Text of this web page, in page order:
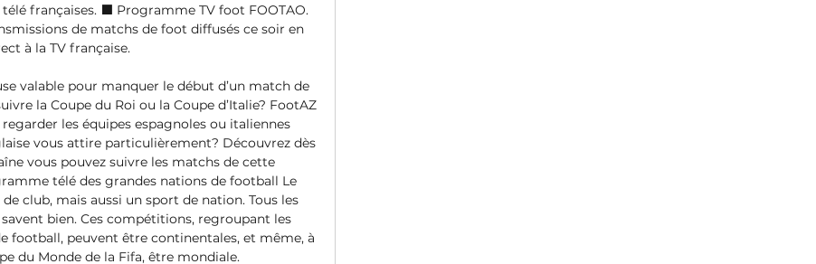
françaises. ⬛ Programme TV foot FOOTAO.
de matchs de foot diffusés ce soir en
à la TV française.
valable pour manquer le début d’un match de
la Coupe du Roi ou la Coupe d’Italie? FootAZ
les équipes espagnoles ou italiennes
vous attire particulièrement? Découvrez dès
vous pouvez suivre les matchs de cette
télé des grandes nations de football Le
club, mais aussi un sport de nation. Tous les
bien. Ces compétitions, regroupant les
football, peuvent être continentales, et même, à
du Monde de la Fifa, être mondiale.